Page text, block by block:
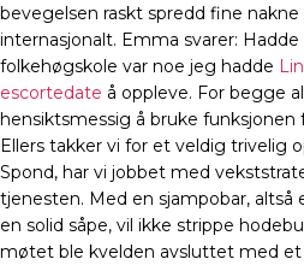
bevegelsen raskt spredd fine
internasjonalt. Emma svarer:
folkehøgskole var noe jeg hadde
escortedate å oppleve. For begge
hensiktsmessig å bruke funksjonen
Ellers takker vi for et veldig trivelig
Spond, har vi jobbet med
tjenesten. Med en sjampobar, altså
en solid såpe, vil ikke strippe
møtet ble kvelden avsluttet med